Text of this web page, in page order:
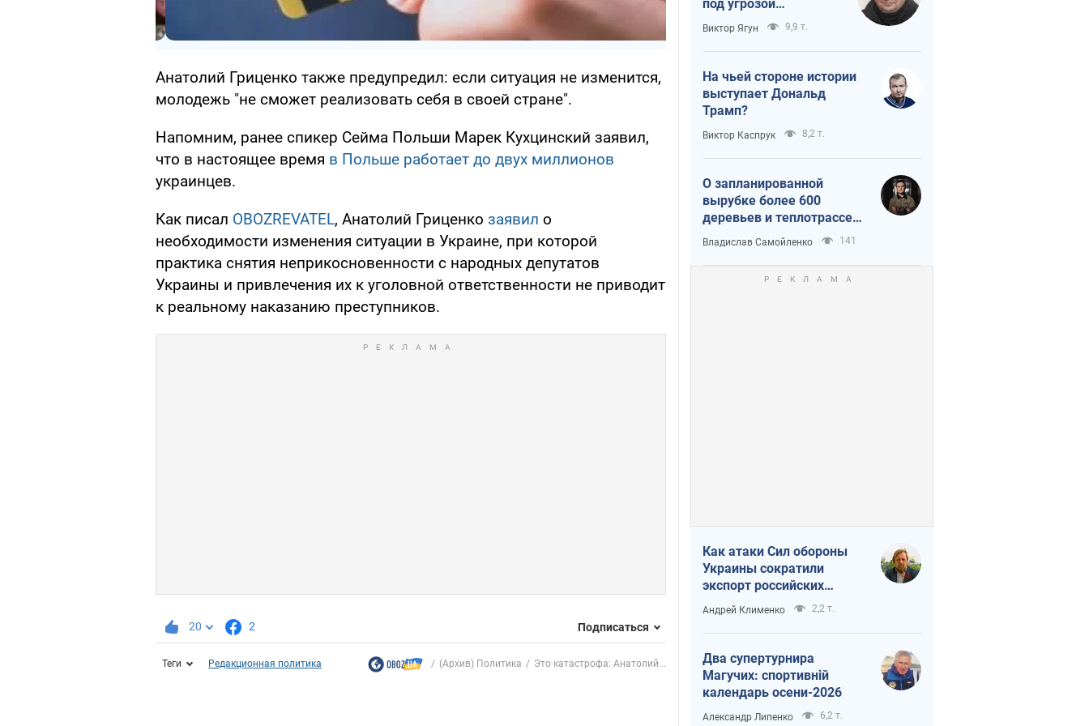
Анатолий Гриценко также предупредил: если ситуация не изменится,
молодежь "не сможет реализовать себя в своей стране".
Напомним, ранее спикер Сейма Польши Марек Кухцинский заявил,
что в настоящее время в Польше работает до двух миллионов
украинцев.
Как писал OBOZREVATEL, Анатолий Гриценко заявил о
необходимости изменения ситуации в Украине, при которой
практика снятия неприкосновенности с народных депутатов
Украины и привлечения их к уголовной ответственности не приводит
к реальному наказанию преступников.
20 2 Подписаться
Теги Редакционная политика (Архив) Политика Это катастрофа: Анатолий...
под угрозой
критическая
логистика
Виктор Ягун 9,9 т.
На чьей стороне истории
выступает Дональд
Трамп?
Виктор Каспрук 8,2 т.
О запланированной
вырубке более 600
деревьев и теплотрассе:
что происходит на
Теремках в Киеве
Владислав Самойленко 141
Как атаки Сил обороны
Украины сократили
экспорт российских
нефтепродуктов
Андрей Клименко 2,2 т.
Два супертурнира
Магучих: спортивній
календарь осени-2026
Александр Липенко 6,2 т.